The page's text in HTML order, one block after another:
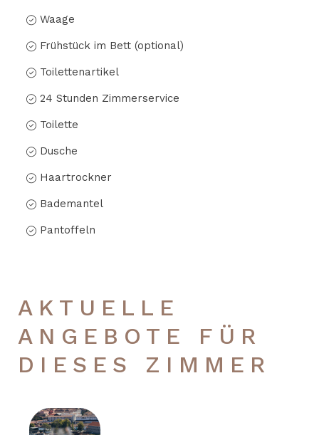
Waage
Frühstück im Bett (optional)
Toilettenartikel
24 Stunden Zimmerservice
Toilette
Dusche
Haartrockner
Bademantel
Pantoffeln
AKTUELLE
ANGEBOTE FÜR
DIESES ZIMMER